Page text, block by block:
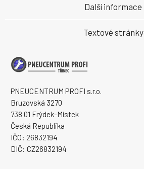
PNEUCENTRUM PROFI s.r.o.
Bruzovská 3270
738 01 Frýdek-Místek
Česká Republika
IČO: 26832194
DIČ: CZ26832194
Další informace
Textové stránky